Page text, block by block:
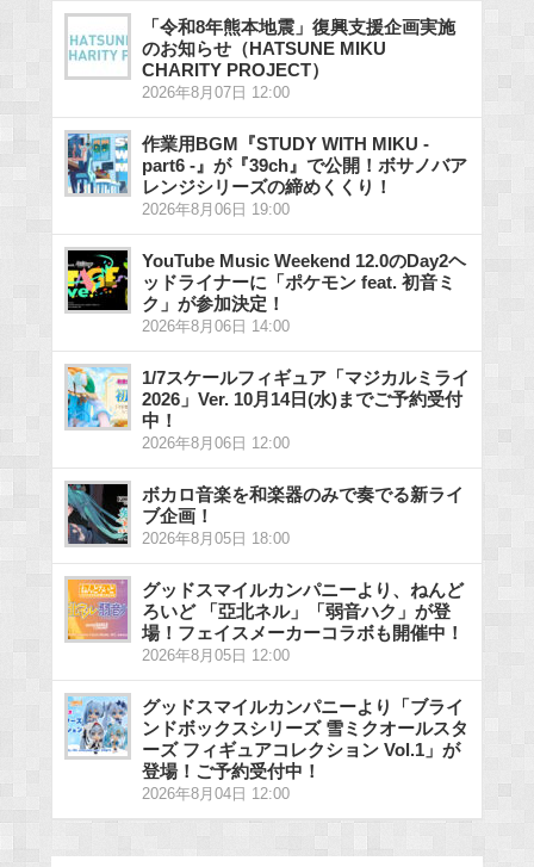
「令和8年熊本地震」復興支援企画実施
のお知らせ（HATSUNE MIKU
CHARITY PROJECT）
2026年8月07日 12:00
作業用BGM『STUDY WITH MIKU -
part6 -』が『39ch』で公開！ボサノバア
レンジシリーズの締めくくり！
2026年8月06日 19:00
YouTube Music Weekend 12.0のDay2ヘ
ッドライナーに「ポケモン feat. 初音ミ
ク」が参加決定！
2026年8月06日 14:00
1/7スケールフィギュア「マジカルミライ
2026」Ver. 10月14日(水)までご予約受付
中！
2026年8月06日 12:00
ボカロ音楽を和楽器のみで奏でる新ライ
ブ企画！
2026年8月05日 18:00
グッドスマイルカンパニーより、ねんど
ろいど 「亞北ネル」「弱音ハク」が登
場！フェイスメーカーコラボも開催中！
2026年8月05日 12:00
グッドスマイルカンパニーより「ブライ
ンドボックスシリーズ 雪ミクオールスタ
ーズ フィギュアコレクション Vol.1」が
登場！ご予約受付中！
2026年8月04日 12:00